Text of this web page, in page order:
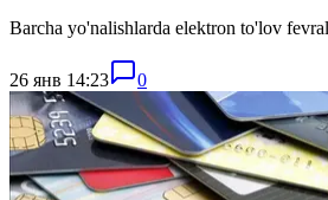
Barcha yo'nalishlarda elektron to'lov
26 янв 14:23 0